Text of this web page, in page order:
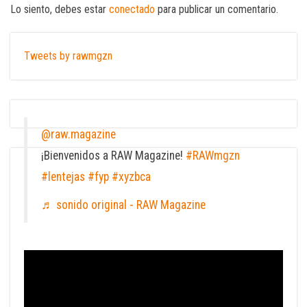
Lo siento, debes estar conectado para publicar un comentario.
Tweets by rawmgzn
@raw.magazine
¡Bienvenidos a RAW Magazine! #RAWmgzn
#lentejas #fyp #xyzbca
♬ sonido original - RAW Magazine